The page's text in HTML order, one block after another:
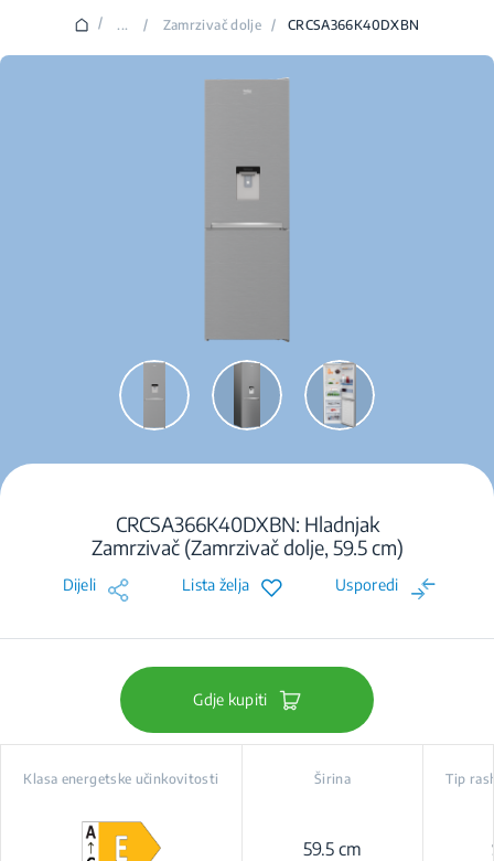
/ ... / Zamrzivač dolje / CRCSA366K40DXBN
CRCSA366K40DXBN: Hladnjak
Zamrzivač (Zamrzivač dolje, 59.5 cm)
Dijeli Lista želja Usporedi
Gdje kupiti
Klasa energetske učinkovitosti Širina
59.5 cm
Tip